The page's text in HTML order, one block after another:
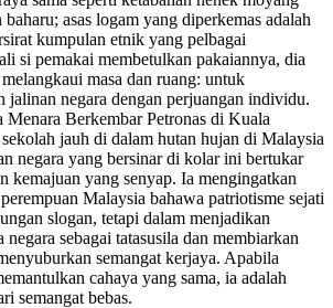
asas logam yang diperkemas adalah
kumpulan etnik yang pelbagai
si pemakai membetulkan pakaiannya, dia
masa dan ruang: untuk
jalinan negara dengan perjuangan individu.
Berkembar Petronas di Kuala
jauh di dalam hutan hujan di Malaysia
negara yang bersinar di kolar ini bertukar
kemajuan yang senyap. Ia mengingatkan
Malaysia bahawa patriotisme sejati
slogan, tetapi dalam menjadikan
negara sebagai tatasusila dan membiarkan
semangat kerjaya. Apabila
cahaya yang sama, ia adalah
semangat bebas.